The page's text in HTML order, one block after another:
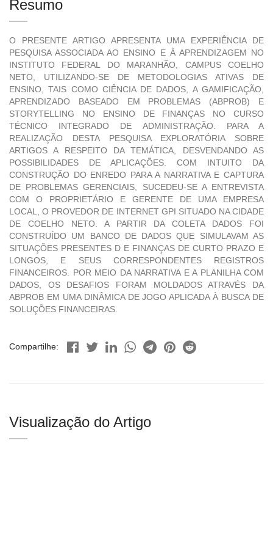
Resumo
O PRESENTE ARTIGO APRESENTA UMA EXPERIÊNCIA DE
PESQUISA ASSOCIADA AO ENSINO E À APRENDIZAGEM NO
INSTITUTO FEDERAL DO MARANHÃO, CAMPUS COELHO
NETO, UTILIZANDO-SE DE METODOLOGIAS ATIVAS DE
ENSINO, TAIS COMO CIÊNCIA DE DADOS, A GAMIFICAÇÃO,
APRENDIZADO BASEADO EM PROBLEMAS (ABPROB) E
STORYTELLING NO ENSINO DE FINANÇAS NO CURSO
TÉCNICO INTEGRADO DE ADMINISTRAÇÃO. PARA A
REALIZAÇÃO DESTA PESQUISA EXPLORATÓRIA SOBRE
ARTIGOS A RESPEITO DA TEMÁTICA, DESVENDANDO AS
POSSIBILIDADES DE APLICAÇÕES. COM INTUITO DA
CONSTRUÇÃO DO ENREDO PARA A NARRATIVA E CAPTURA
DE PROBLEMAS GERENCIAIS, SUCEDEU-SE A ENTREVISTA
COM O PROPRIETÁRIO E GERENTE DE UMA EMPRESA
LOCAL, O PROVEDOR DE INTERNET GPI SITUADO NA CIDADE
DE COELHO NETO. A PARTIR DA COLETA DADOS FOI
CONSTRUÍDO UM BANCO DE DADOS QUE SIMULAVAM AS
SITUAÇÕES PRESENTES D E FINANÇAS DE CURTO PRAZO E
LONGOS, E SEUS CORRESPONDENTES REGISTROS
FINANCEIROS. POR MEIO DA NARRATIVA E A PLANILHA COM
DADOS, OS DESAFIOS FORAM MOLDADOS ATRAVÉS DA
ABPROB EM UMA DINÂMICA DE JOGO APLICADA À BUSCA DE
SOLUÇÕES FINANCEIRAS.
Compartilhe:
Visualização do Artigo